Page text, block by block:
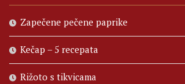
Zapečene pečene paprike
Kečap – 5 recepata
Rižoto s tikvicama